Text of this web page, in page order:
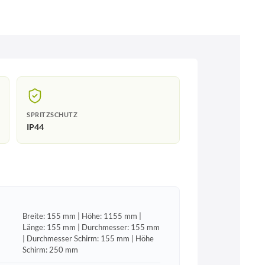
SPRITZSCHUTZ
IP44
Breite: 155 mm | Höhe: 1155 mm |
Länge: 155 mm | Durchmesser: 155 mm
| Durchmesser Schirm: 155 mm | Höhe
Schirm: 250 mm